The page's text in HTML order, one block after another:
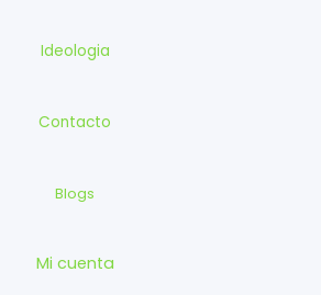
Ideologia
Contacto
Blogs
Mi cuenta